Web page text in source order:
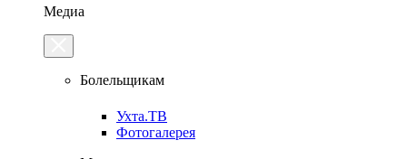
Медиа
Болельщикам
Ухта.ТВ
Фотогалерея